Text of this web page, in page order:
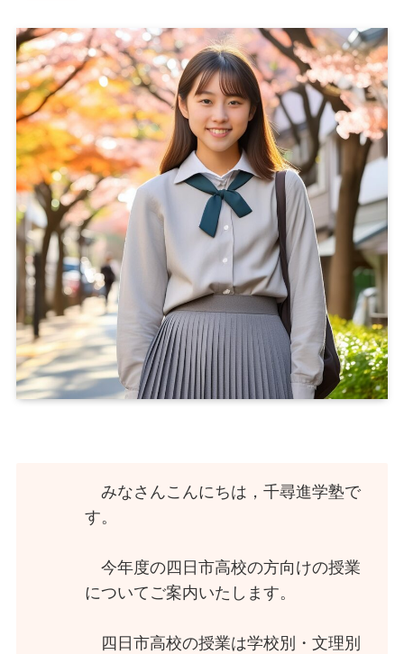
みなさんこんにちは，千尋進学塾で
す。
今年度の四日市高校の方向けの授業
についてご案内いたします。
四日市高校の授業は学校別・文理別